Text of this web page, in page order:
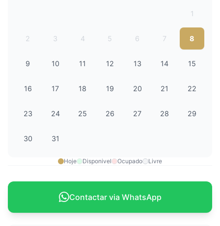
1
2 3 4 5 6 7 8
9 10 11 12 13 14 15
16 17 18 19 20 21 22
23 24 25 26 27 28 29
30 31
Hoje Disponivel Ocupado Livre
Contactar via WhatsApp